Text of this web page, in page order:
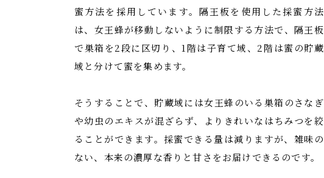
蜜方法を採用しています。隔王板を使用した採蜜方法
は、女王蜂が移動しないように制限する方法で、隔王板
で巣箱を2段に区切り、1階は子育て域、2階は蜜の貯蔵
域と分けて蜜を集めます。
そうすることで、貯蔵域には女王蜂のいる巣箱のさなぎ
や幼虫のエキスが混ざらず、よりきれいなはちみつを絞
ることができます。採蜜できる量は減りますが、雑味の
ない、本来の濃厚な香りと甘さをお届けできるのです。